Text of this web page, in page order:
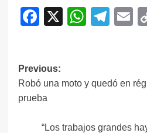
Facebook
X
Navegación
de
entradas
Previous:
Robó una moto y quedó en
prueba
“Los trabajos grandes